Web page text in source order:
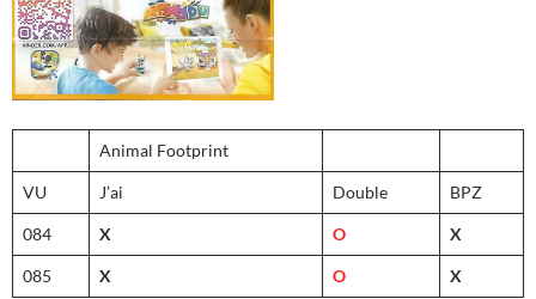
Animal Footprint
VU J’ai Double BPZ
084 X O X
085 X O X